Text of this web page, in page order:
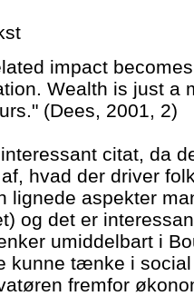
impact
Wealth is just a
(Dees, 2001, 2)
citat, da
hvad der driver
lignede aspekter
og det er
umiddelbart i
kunne tænke i
fremfor